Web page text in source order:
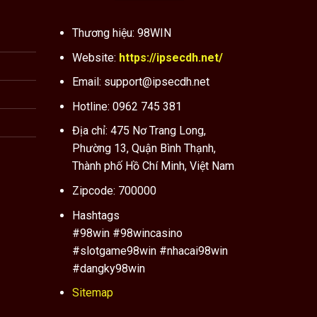
Thương hiệu: 98WIN
Website: https://ipsecdh.net/
Email: support@ipsecdh.net
Hotline: 0962 745 381
Địa chỉ: 475 Nơ Trang Long,
Phường 13, Quận Bình Thạnh,
Thành phố Hồ Chí Minh, Việt Nam
Zipcode: 700000
Hashtags
#98win #98wincasino
#slotgame98win #nhacai98win
#dangky98win
Sitemap